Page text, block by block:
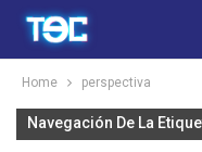
Home perspectiva
Navegación De La